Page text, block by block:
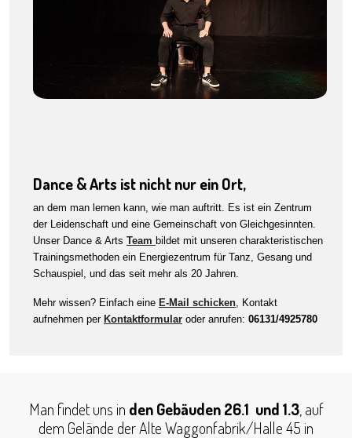
Dance & Arts ist nicht nur ein Ort,
an dem man lernen kann, wie man auftritt. Es ist ein Zentrum
der Leidenschaft und eine Gemeinschaft von Gleichgesinnten.
Unser Dance & Arts Team bildet mit unseren charakteristischen
Trainingsmethoden ein Energiezentrum für Tanz, Gesang und
Schauspiel, und das seit mehr als 20 Jahren.
Mehr wissen? Einfach eine E-Mail schicken , Kontakt
aufnehmen per Kontaktformular oder anrufen: 06131/4925780
Man findet uns in den Gebäuden 26.1 und 1.3, auf
dem Gelände der Alte Waggonfabrik/Halle 45 in